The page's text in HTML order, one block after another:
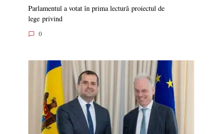
Parlamentul a votat în prima lectură proiectul de
lege privind
0